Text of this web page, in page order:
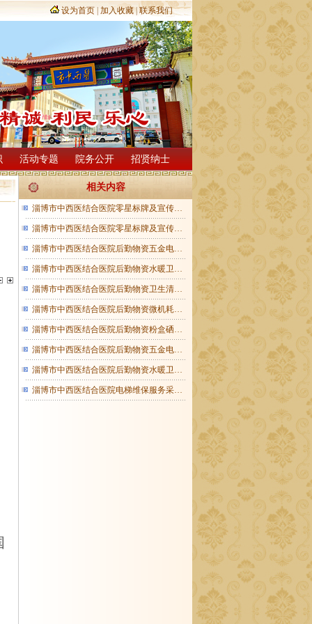
设为首页 加入收藏|联系我们
活动专题 院务公开 招贤纳士
相关内容
淄博市中西医结合医院零星标牌及宣传…
淄博市中西医结合医院零星标牌及宣传…
淄博市中西医结合医院后勤物资五金电…
淄博市中西医结合医院后勤物资水暖卫…
淄博市中西医结合医院后勤物资卫生清…
淄博市中西医结合医院后勤物资微机耗…
淄博市中西医结合医院后勤物资粉盒硒…
淄博市中西医结合医院后勤物资五金电…
淄博市中西医结合医院后勤物资水暖卫…
淄博市中西医结合医院电梯维保服务采…